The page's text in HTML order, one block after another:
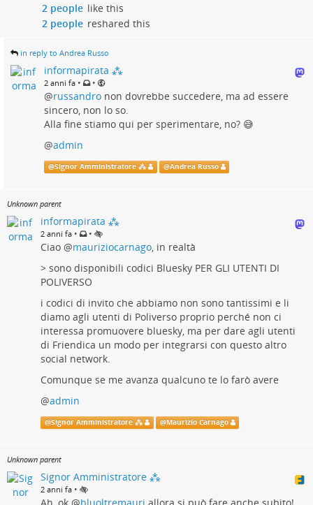
2 people like this
2 people reshared this
in reply to Andrea Russo
informapirata ⁂
2 anni fa • •
@russandro non dovrebbe succedere, ma ad essere
sincero, non lo so.
Alla fine stiamo qui per sperimentare, no? 😅
@admin
@Signor Amministratore ⁂ @Andrea Russo
Unknown parent
informapirata ⁂
2 anni fa • •
Ciao @mauriziocarnago, in realtà
> sono disponibili codici Bluesky PER GLI UTENTI DI
POLIVERSO
i codici di invito che abbiamo non sono tantissimi e li
diamo agli utenti di Poliverso proprio perché non ci
interessa promuovere bluesky, ma per dare agli utenti
di Friendica un modo per integrarsi con questo altro
social network.
Comunque se me avanza qualcuno te lo farò avere
@admin
@Signor Amministratore ⁂ @Maurizio Carnago
Unknown parent
Signor Amministratore ⁂
2 anni fa •